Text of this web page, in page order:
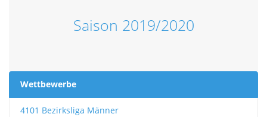
Saison 2019/2020
Wettbewerbe
4101 Bezirksliga Männer